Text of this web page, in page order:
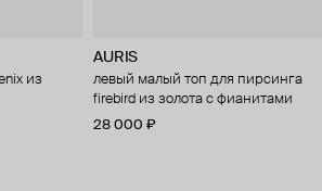
из
AURIS
левый малый топ для пирсинга
firebird из золота с фианитами
28 000 ₽